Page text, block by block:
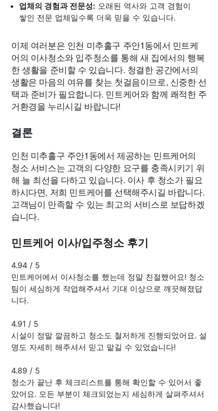
업체의 경험과 전문성: 오래된 역사와 고객 경험이
쌓인 전문 업체일수록 더욱 믿을 수 있습니다.
이제 여러분은 인천 미추홀구 주안1동에서 민트케
어의 이사청소와 입주청소를 통해 새 집에서의 행복
한 생활을 준비할 수 있습니다. 청결한 공간에서의
생활은 마음의 여유를 찾는 첫걸음이므로, 신중한 선
택과 준비가 필요합니다. 민트케어와 함께 쾌적한 주
거환경을 누리시길 바랍니다!
결론
인천 미추홀구 주안1동에서 제공하는 민트케어의
청소 서비스는 고객의 다양한 요구를 충족시키기 위
해 늘 최선을 다하고 있습니다. 이사 후 청소가 필요
하시다면, 저희 민트케어를 선택해주시길 바랍니다.
고객님이 만족할 수 있는 최고의 서비스로 보답하겠
습니다.
민트케어 이사/입주청소 후기
4.94 / 5
민트케어에서 이사청소를 했는데 정말 친절했어요! 청소
팀이 세심하게 작업해주셔서 기대 이상으로 깨끗해졌답
니다.
4.91 / 5
시설이 정말 깔끔하고 청소도 철저하게 진행되었어요. 설
명도 자세히 해주셔서 믿고 맡길 수 있었습니다!
4.89 / 5
청소가 끝난 후 체크리스트를 통해 확인할 수 있어서 좋
았어요. 모든 부분이 체크되었는지 세심하게 살펴주셔서
감사했습니다!